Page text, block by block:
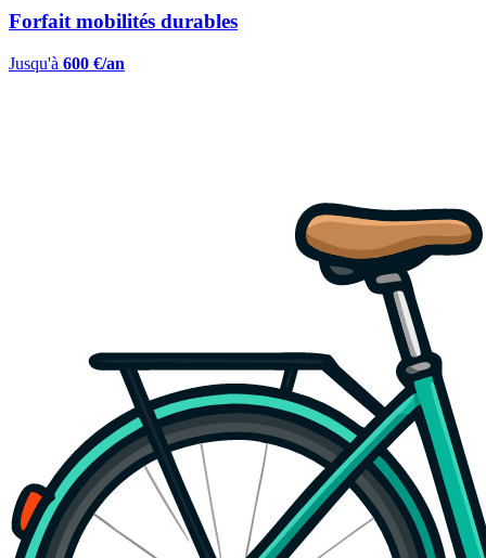
Forfait mobilités durables
Jusqu'à 600 €/an